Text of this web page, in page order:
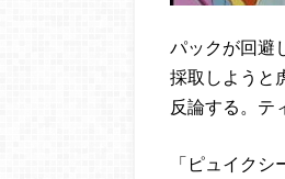
パックが回避
採取しようと
反論する。テ
「ピュイク